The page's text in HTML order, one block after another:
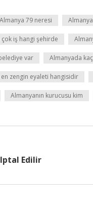
Almanya 79 neresi
iş hangi şehirde
var Almanyada
en zengin eyaleti hangisidir
Almanyanın kurucusu kim
Edilir